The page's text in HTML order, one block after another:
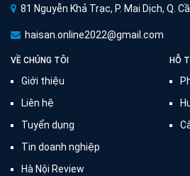
81 Nguyễn Khả Trạc, P. Mai Dịch, Q.
haisan.online2022@gmail.com
VỀ CHÚNG TÔI
Giới thiệu
Liên hệ
Tuyển dụng
Tin doanh nghiệp
Hà Nội Review
HỖ